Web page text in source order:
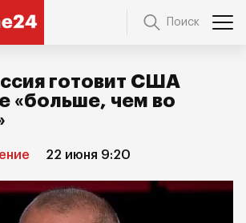
Поиск
готовит США
«больше, чем во
22 июня 9:20